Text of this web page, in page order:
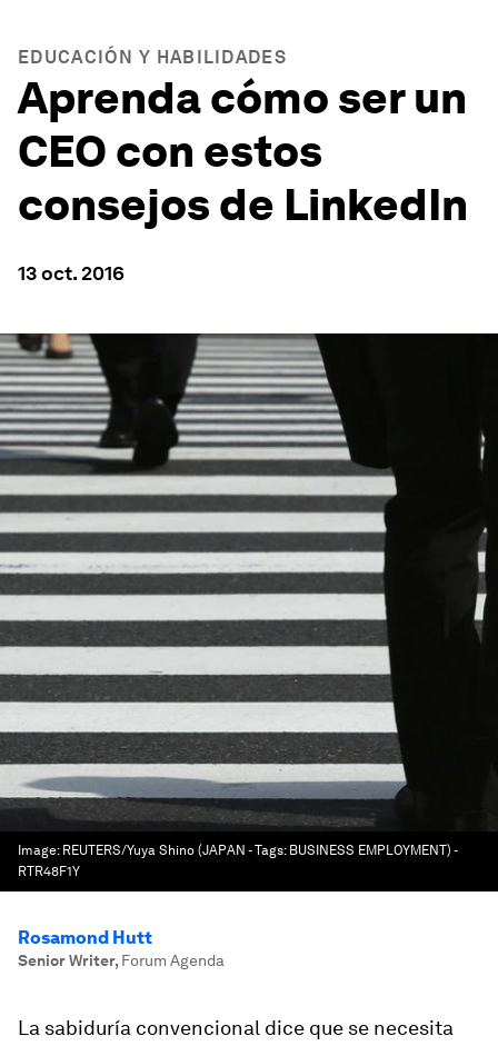
EDUCACIÓN Y HABILIDADES
Aprenda cómo ser un
CEO con estos
consejos de LinkedIn
13 oct. 2016
Image: REUTERS/Yuya Shino (JAPAN - Tags: BUSINESS EMPLOYMENT) -
RTR48F1Y
Rosamond Hutt
Senior Writer, Forum Agenda
La sabiduría convencional dice que se necesita